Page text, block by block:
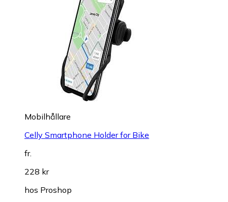
Mobilhållare
Celly Smartphone Holder for Bike
fr.
228 kr
hos Proshop